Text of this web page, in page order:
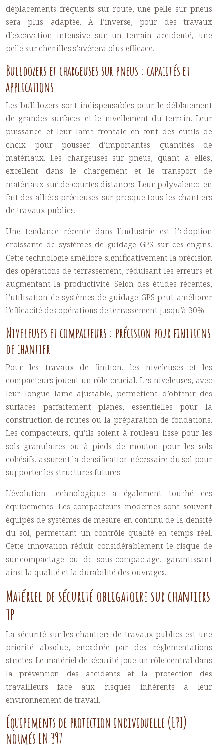
déplacements fréquents sur route, une pelle sur pneus
sera plus adaptée. À l’inverse, pour des travaux
d’excavation intensive sur un terrain accidenté, une
pelle sur chenilles s’avérera plus efficace.
Bulldozers et chargeuses sur pneus : capacités et
applications
Les bulldozers sont indispensables pour le déblaiement
de grandes surfaces et le nivellement du terrain. Leur
puissance et leur lame frontale en font des outils de
choix pour pousser d’importantes quantités de
matériaux. Les chargeuses sur pneus, quant à elles,
excellent dans le chargement et le transport de
matériaux sur de courtes distances. Leur polyvalence en
fait des alliées précieuses sur presque tous les chantiers
de travaux publics.
Une tendance récente dans l’industrie est l’adoption
croissante de systèmes de guidage GPS sur ces engins.
Cette technologie améliore significativement la précision
des opérations de terrassement, réduisant les erreurs et
augmentant la productivité. Selon des études récentes,
l’utilisation de systèmes de guidage GPS peut améliorer
l’efficacité des opérations de terrassement jusqu’à 30%.
Niveleuses et compacteurs : précision pour finitions
de chantier
Pour les travaux de finition, les niveleuses et les
compacteurs jouent un rôle crucial. Les niveleuses, avec
leur longue lame ajustable, permettent d’obtenir des
surfaces parfaitement planes, essentielles pour la
construction de routes ou la préparation de fondations.
Les compacteurs, qu’ils soient à rouleau lisse pour les
sols granulaires ou à pieds de mouton pour les sols
cohésifs, assurent la densification nécessaire du sol pour
supporter les structures futures.
L’évolution technologique a également touché ces
équipements. Les compacteurs modernes sont souvent
équipés de systèmes de mesure en continu de la densité
du sol, permettant un contrôle qualité en temps réel.
Cette innovation réduit considérablement le risque de
sur-compactage ou de sous-compactage, garantissant
ainsi la qualité et la durabilité des ouvrages.
Matériel de sécurité obligatoire sur chantiers
TP
La sécurité sur les chantiers de travaux publics est une
priorité absolue, encadrée par des réglementations
strictes. Le matériel de sécurité joue un rôle central dans
la prévention des accidents et la protection des
travailleurs face aux risques inhérents à leur
environnement de travail.
Équipements de protection individuelle (EPI)
normés EN 397